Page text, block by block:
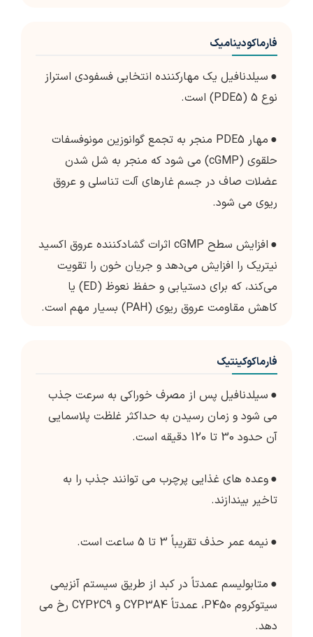
فارماکودینامیک
● سیلدنافیل یک مهارکننده انتخابی فسفودی استراز
نوع 5 (PDE5) است.
●
مهار PDE5 منجر به تجمع گوانوزین مونوفسفات
حلقوی (cGMP) می شود که منجر به شل شدن
عضلات صاف در جسم غارهای آلت تناسلی و عروق
ریوی می شود.
●
افزایش سطح cGMP اثرات گشادکننده عروق اکسید
نیتریک را افزایش می‌دهد و جریان خون را تقویت
می‌کند، که برای دستیابی و حفظ نعوظ (ED) یا
کاهش مقاومت عروق ریوی (PAH) بسیار مهم است.
فارماکوکینتیک
● سیلدنافیل پس از مصرف خوراکی به سرعت جذب
می شود و زمان رسیدن به حداکثر غلظت پلاسمایی
آن حدود 30 تا 120 دقیقه است.
●وعده های غذایی پرچرب می توانند جذب را به
تاخیر بیندازند.
● نیمه عمر حذف تقریباً 3 تا 5 ساعت است.
● متابولیسم عمدتاً در کبد از طریق سیستم آنزیمی
سیتوکروم P450، عمدتاً CYP3A4 و CYP2C9 رخ می
دهد.